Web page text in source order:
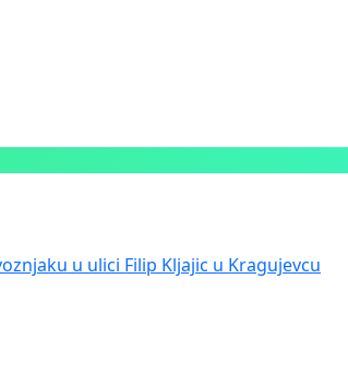
u ulici Filip Kljajic u Kragujevcu